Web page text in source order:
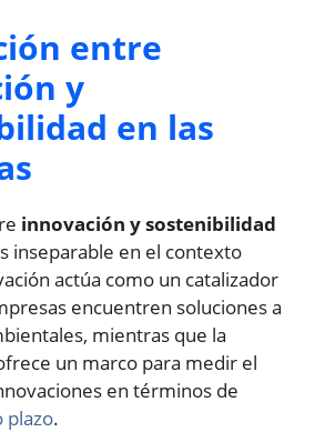
entre
y
en las
innovación y sostenibilidad
inseparable en el contexto
actúa como un catalizador
encuentren soluciones a
mientras que la
un marco para medir el
en términos de
plazo.